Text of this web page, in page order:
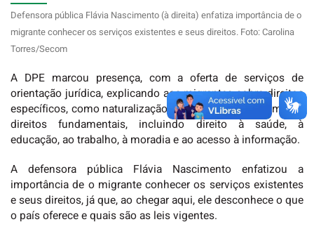
Defensora pública Flávia Nascimento (à direita) enfatiza importância de o
migrante conhecer os serviços existentes e seus direitos. Foto: Carolina
Torres/Secom
A DPE marcou presença, com a oferta de serviços de
orientação jurídica, explicando aos migrantes sobre direitos
específicos, como naturalização e documentação, além dos
direitos fundamentais, incluindo direito à saúde, à
educação, ao trabalho, à moradia e ao acesso à informação.
A defensora pública Flávia Nascimento enfatizou a
importância de o migrante conhecer os serviços existentes
e seus direitos, já que, ao chegar aqui, ele desconhece o que
o país oferece e quais são as leis vigentes.